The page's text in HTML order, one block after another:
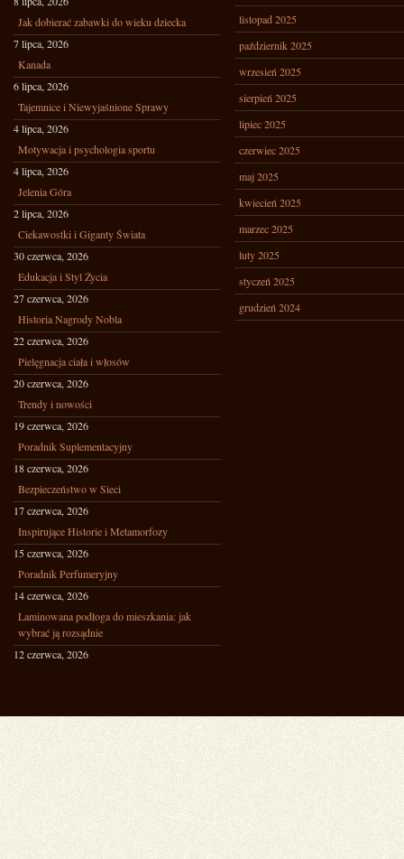
Jak dobierać zabawki do wieku dziecka
7 lipca, 2026
Kanada
6 lipca, 2026
Tajemnice i Niewyjaśnione Sprawy
4 lipca, 2026
Motywacja i psychologia sportu
4 lipca, 2026
Jelenia Góra
2 lipca, 2026
Ciekawostki i Giganty Świata
30 czerwca, 2026
Edukacja i Styl Życia
27 czerwca, 2026
Historia Nagrody Nobla
22 czerwca, 2026
Pielęgnacja ciała i włosów
20 czerwca, 2026
Trendy i nowości
19 czerwca, 2026
Poradnik Suplementacyjny
18 czerwca, 2026
Bezpieczeństwo w Sieci
17 czerwca, 2026
Inspirujące Historie i Metamorfozy
15 czerwca, 2026
Poradnik Perfumeryjny
14 czerwca, 2026
Laminowana podłoga do mieszkania: jak
wybrać ją rozsądnie
12 czerwca, 2026
listopad 2025
październik 2025
wrzesień 2025
sierpień 2025
lipiec 2025
czerwiec 2025
maj 2025
kwiecień 2025
marzec 2025
luty 2025
styczeń 2025
grudzień 2024